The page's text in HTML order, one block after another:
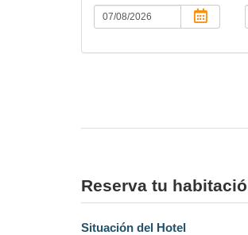
Reserva tu
Situación del Hotel